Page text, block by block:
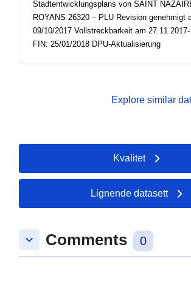
Stadtentwicklungsplans von SAINT
ROYANS 26320 – PLU Revision genehmigt
09/10/2017 Vollstreckbarkeit am
FIN: 25/01/2018 DPU-Aktualisierung
Explore similar
Kvalitet
Lignende datasett
keyboard_arrow_down Comments 0